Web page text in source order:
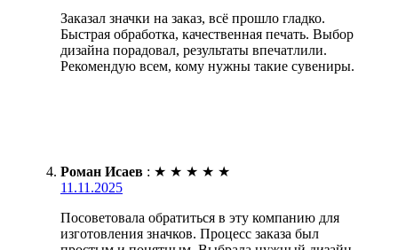
Заказал значки на заказ, всё прошло гладко.
Быстрая обработка, качественная печать. Выбор
дизайна порадовал, результаты впечатлили.
Рекомендую всем, кому нужны такие сувениры.
Роман Исаев : ★ ★ ★ ★ ★
11.11.2025
Посоветовала обратиться в эту компанию для
изготовления значков. Процесс заказа был